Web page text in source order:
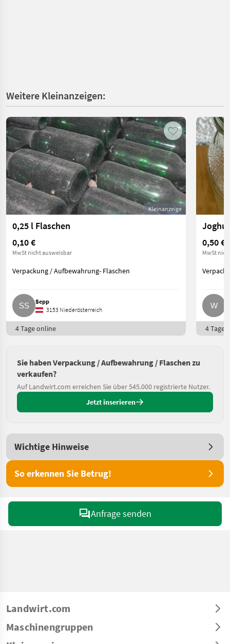
Weitere Kleinanzeigen:
Kleinanzeige
0,25 l Flaschen
0,10 €
MwSt nicht ausweisbar
Verpackung / Aufbewahrung- Flaschen
Sepp
3153 Niederösterreich
4 Tage online
0,50 €
MwSt
4 Tage
Sie haben Verpackung / Aufbewahrung / Flaschen zu
verkaufen?
Auf Landwirt.com erreichen Sie über 545.000 registrierte Nutzer.
Jetzt inserieren
Wichtige Hinweise
So erkennen Sie Betrug!
Anfrage senden
Landwirt.com
Maschinengruppen